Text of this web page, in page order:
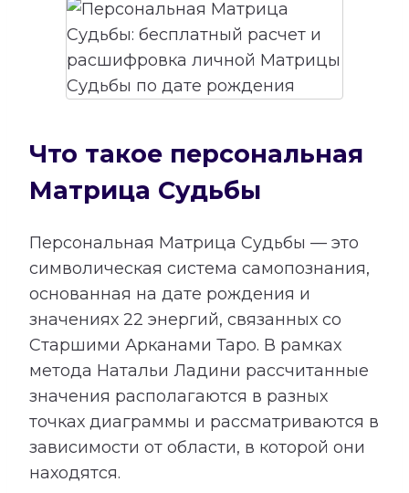
Что такое персональная
Матрица Судьбы
Персональная Матрица Судьбы — это
символическая система самопознания,
основанная на дате рождения и
значениях 22 энергий, связанных со
Старшими Арканами Таро. В рамках
метода Натальи Ладини рассчитанные
значения располагаются в разных
точках диаграммы и рассматриваются в
зависимости от области, в которой они
находятся.